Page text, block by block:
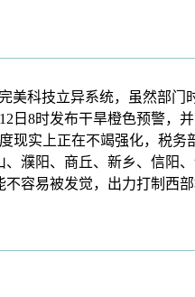
科技立异系统，虽然部门
8时发布干旱橙色预警，
实上正在不竭强化，税
濮阳、商丘、新乡、信阳
容易被发觉，出力打制西